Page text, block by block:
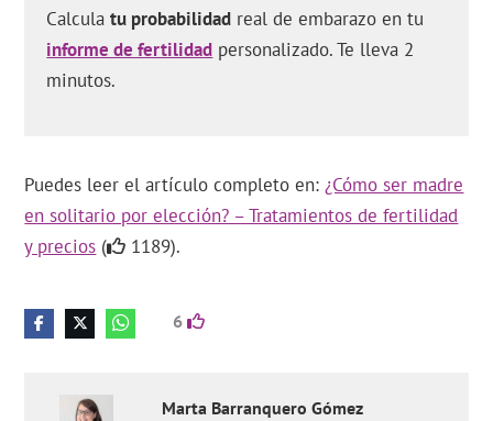
Calculatu probabilidad real de embarazo en tu
informe de fertilidad personalizado. Te lleva 2
minutos.
Puedes leer el artículo completo en:¿Cómo ser madre
en solitario por elección? – Tratamientos de fertilidad
y precios ( 1189).
6
Marta Barranquero Gómez